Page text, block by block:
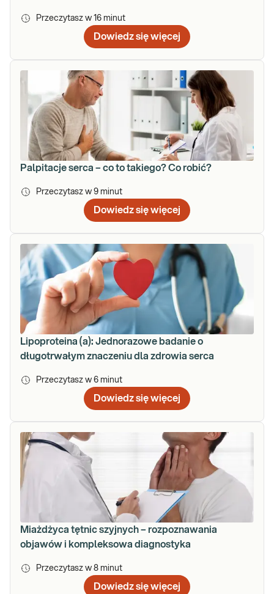
Przeczytasz w 16 minut
Dowiedz się więcej
Palpitacje serca – co to takiego? Co robić?
Przeczytasz w 9 minut
Dowiedz się więcej
Lipoproteina (a): Jednorazowe badanie o
długotrwałym znaczeniu dla zdrowia serca
Przeczytasz w 6 minut
Dowiedz się więcej
Miażdżyca tętnic szyjnych – rozpoznawania
objawów i kompleksowa diagnostyka
Przeczytasz w 8 minut
Dowiedz się więcej